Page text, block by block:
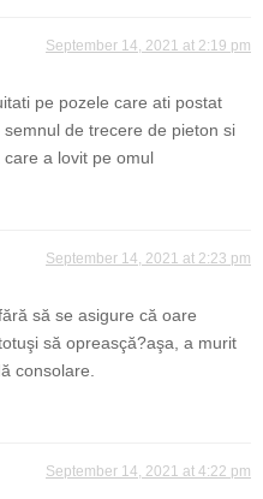
September 14, 2021 at 2:19 pm
pe pozele care ati postat
de trecere de pieton si
a lovit pe omul
September 14, 2021 at 2:23 pm
să se asigure că oare
să opreasçă?aşa, a murit
consolare.
September 14, 2021 at 4:22 pm